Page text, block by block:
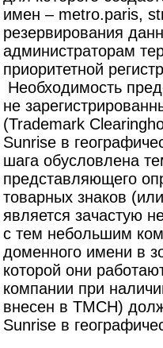
имен – metro.paris,
резервирования
администраторам
приоритетной
Необходимость
не
(Trademark
Sunrise в
шага обусловлена
представляющего
товарных знаков
является зачастую
с тем небольшим
доменного имени в
которой они
компании при
внесен в TMCH)
Sunrise в